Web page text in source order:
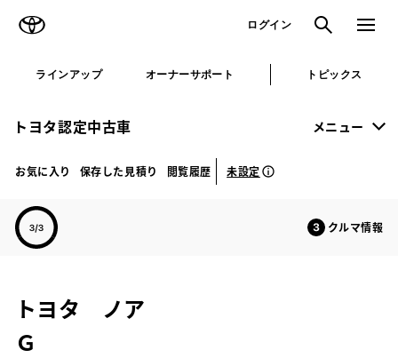
ログイン 検索 メニュ
ラインアップ オーナーサポート トピックス
トヨタ認定中古車 メニュー
お気に入り 保存した見積り 閲覧履歴 未設定
クルマ情報
トヨタ ノア
Ｇ